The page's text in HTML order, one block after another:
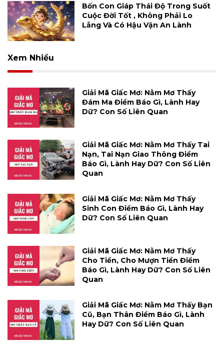
Bốn Con Giáp Thái Độ Trong Suốt
Cuộc Đời Tốt , Không Phải Lo
Lắng Và Có Hậu Vận An Lành
Xem Nhiều
Giải Mã Giấc Mơ: Nằm Mơ Thấy
Đám Ma Điềm Báo Gì, Lành Hay
Dữ? Con Số Liên Quan
Giải Mã Giấc Mơ: Nằm Mơ Thấy Tai
Nạn, Tai Nạn Giao Thông Điềm
Báo Gì, Lành Hay Dữ? Con Số Liên
Quan
Giải Mã Giấc Mơ: Nằm Mơ Thấy
Sinh Con Điềm Báo Gì, Lành Hay
Dữ? Con Số Liên Quan
Giải Mã Giấc Mơ: Nằm Mơ Thấy
Cho Tiền, Cho Mượn Tiền Điềm
Báo Gì, Lành Hay Dữ? Con Số Liên
Quan
Giải Mã Giấc Mơ: Nằm Mơ Thấy Bạn
Cũ, Bạn Thân Điềm Báo Gì, Lành
Hay Dữ? Con Số Liên Quan